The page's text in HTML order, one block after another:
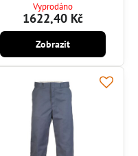
Vyprodáno
1622,40 Kč
Zobrazit